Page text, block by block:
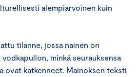
alempiarvoinen kuin
tilanne, jossa nainen on
vodkapullon, minkä seurauksensa
ovat katkenneet. Mainoksen teksti